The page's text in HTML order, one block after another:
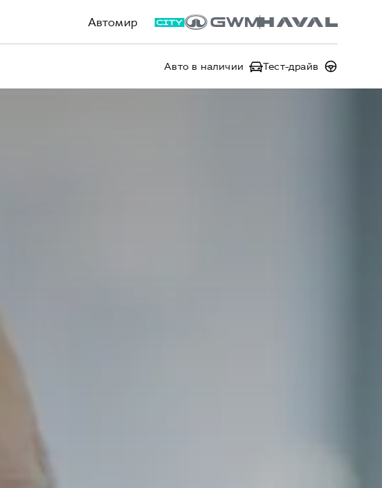
Автомир
Авто в наличии Тест-драйв